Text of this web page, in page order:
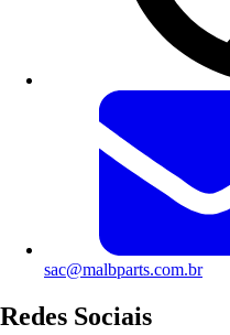
sac@malbparts.com.br
Redes Sociais